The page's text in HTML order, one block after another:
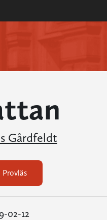
Gårdfeldt
Provläs
02-12